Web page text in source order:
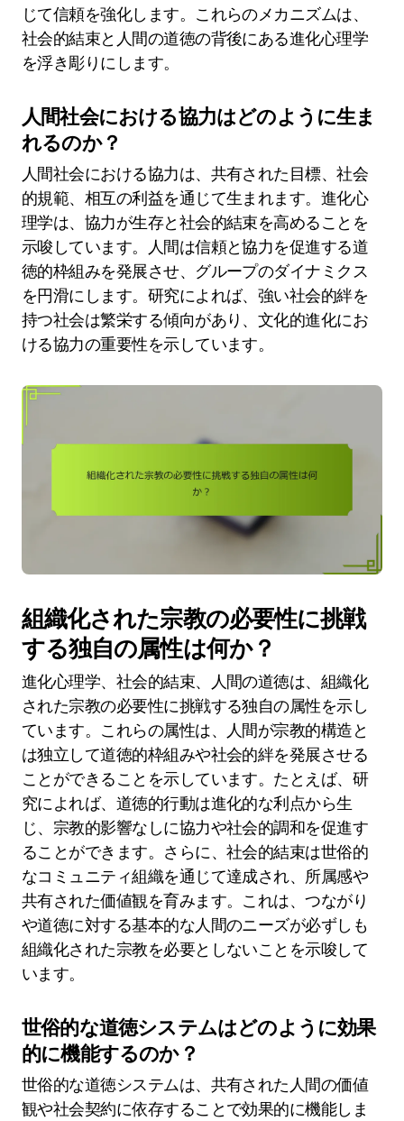
じて信頼を強化します。これらのメカニズムは、
社会的結束と人間の道徳の背後にある進化心理学
を浮き彫りにします。
人間社会における協力はどのように生ま
れるのか？
人間社会における協力は、共有された目標、社会
的規範、相互の利益を通じて生まれます。進化心
理学は、協力が生存と社会的結束を高めることを
示唆しています。人間は信頼と協力を促進する道
徳的枠組みを発展させ、グループのダイナミクス
を円滑にします。研究によれば、強い社会的絆を
持つ社会は繁栄する傾向があり、文化的進化にお
ける協力の重要性を示しています。
組織化された宗教の必要性に挑戦
する独自の属性は何か？
進化心理学、社会的結束、人間の道徳は、組織化
された宗教の必要性に挑戦する独自の属性を示し
ています。これらの属性は、人間が宗教的構造と
は独立して道徳的枠組みや社会的絆を発展させる
ことができることを示しています。たとえば、研
究によれば、道徳的行動は進化的な利点から生
じ、宗教的影響なしに協力や社会的調和を促進す
ることができます。さらに、社会的結束は世俗的
なコミュニティ組織を通じて達成され、所属感や
共有された価値観を育みます。これは、つながり
や道徳に対する基本的な人間のニーズが必ずしも
組織化された宗教を必要としないことを示唆して
います。
世俗的な道徳システムはどのように効果
的に機能するのか？
世俗的な道徳システムは、共有された人間の価値
観や社会契約に依存することで効果的に機能しま